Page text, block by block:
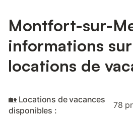
Montfort-sur-
informations
locations de
🏡 Locations de vacances
disponibles :
78